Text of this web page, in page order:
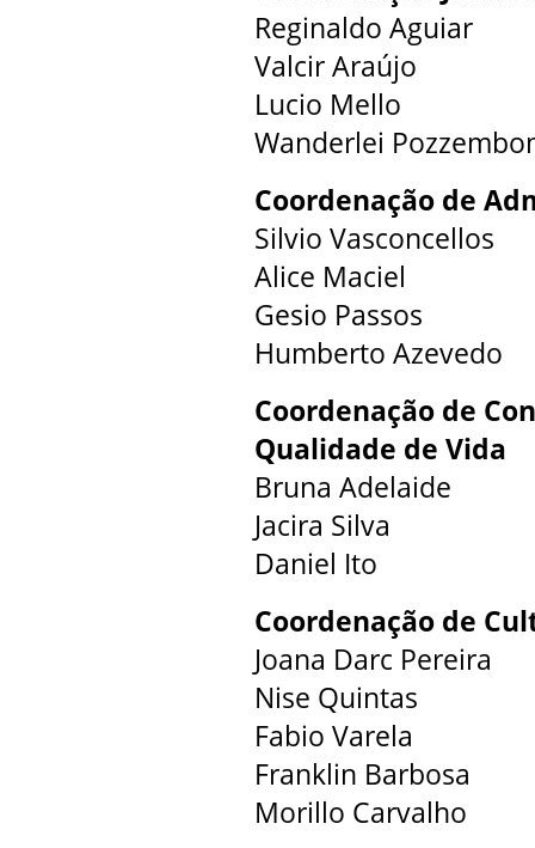
Reginaldo Aguiar
Valcir Araújo
Lucio Mello
Wanderlei
Coordenação de
Silvio Vasconcellos
Alice Maciel
Gesio Passos
Humberto Azevedo
Coordenação de
Qualidade de Vida
Bruna Adelaide
Jacira Silva
Daniel Ito
Coordenação de
Joana Darc Pereira
Nise Quintas
Fabio Varela
Franklin Barbosa
Morillo Carvalho